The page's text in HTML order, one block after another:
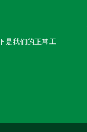
是我们的正常工